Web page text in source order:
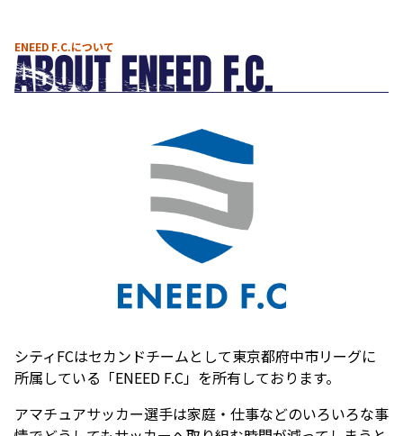
ENEED F.C.について
シティFCはセカンドチームとして東京都府中市リーグに
所属している「ENEED F.C」を所有しております。
アマチュアサッカー選手は家庭・仕事などのいろいろな事